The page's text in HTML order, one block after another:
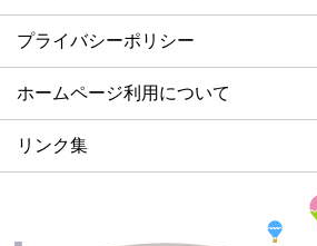
プライバシーポリシー
ホームページ利用について
リンク集